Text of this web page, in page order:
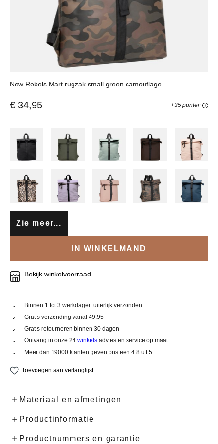
New Rebels Mart rugzak small green camouflage
€ 34,95 +35 punten
Zie meer...
IN WINKELMAND
Bekijk winkelvoorraad
Binnen 1 tot 3 werkdagen uiterlijk verzonden.
Gratis verzending vanaf 49.95
Gratis retourneren binnen 30 dagen
Ontvang in onze 24winkels advies en service op maat
Meer dan 19000 klanten geven ons een 4.8 uit 5
Toevoegen aan verlanglijst
Materiaal en afmetingen
Productinformatie
Productnummers en garantie